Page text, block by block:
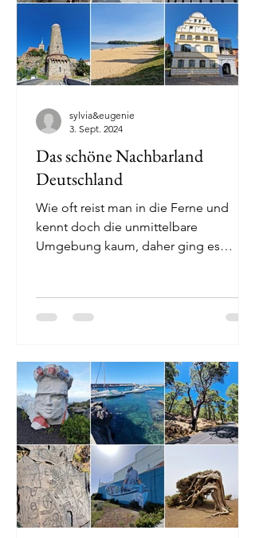
Das schöne Nachbarland
Deutschland
Wie oft reist man in die Ferne und
kennt doch die unmittelbare
Umgebung kaum, daher ging es
sylvia&eugenie
3. Sept. 2024